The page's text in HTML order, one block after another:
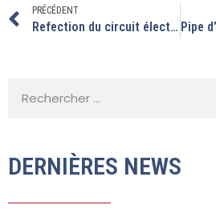
PRÉCÉDENT
Refection du circuit électrique de cette Porsche 914
DERNIÈRES NEWS